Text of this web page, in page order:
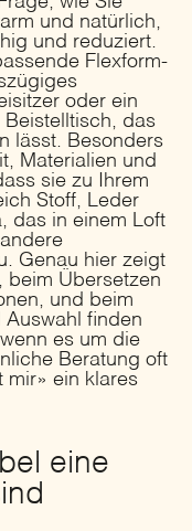
und natürlich,
und reduziert.
Flexform-
oder ein
Beistelltisch, das
lässt. Besonders
Materialien und
sie zu Ihrem
Stoff, Leder
das in einem Loft
Genau hier zeigt
beim Übersetzen
und beim
Auswahl finden
es um die
Beratung oft
mir» ein klares
eine